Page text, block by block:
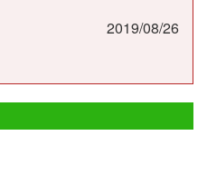
2019/08/26